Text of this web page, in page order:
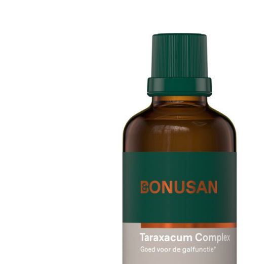
Toepassing & Gebruik
Bonusan Taraxacum Complex 50 ml
Zoek verder naar:
Superfoods & Kruiden > Paardenbloem